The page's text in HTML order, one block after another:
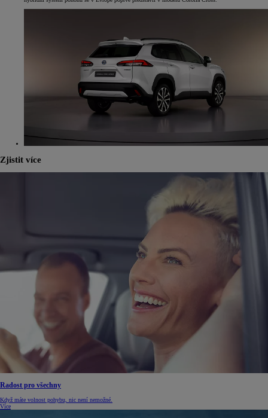
Zjistit více
Radost pro všechny
Když máte volnost pohybu, nic není nemožné.
Více